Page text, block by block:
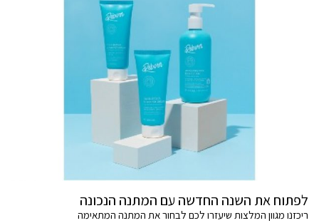
לפתוח את השנה החדשה עם המתנה הנכונה
ריכזנו מגוון המלצות שיעזרו לכם לבחור את המתנה המתאימה